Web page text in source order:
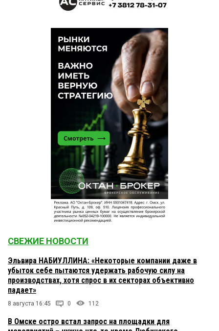
СВЕЖИЕ НОВОСТИ
Эльвира НАБИУЛЛИНА: «Некоторые компании даже в
убыток себе пытаются удержать рабочую силу на
производствах, хотя спрос в их секторах объективно
падает»
8 августа 16:45 0 112
В Омске остро встал запрос на площадки для